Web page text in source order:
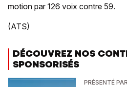
motion par 126 voix contre 59.
(ATS)
DÉCOUVREZ NOS
SPONSORISÉS
PRÉSENTÉ